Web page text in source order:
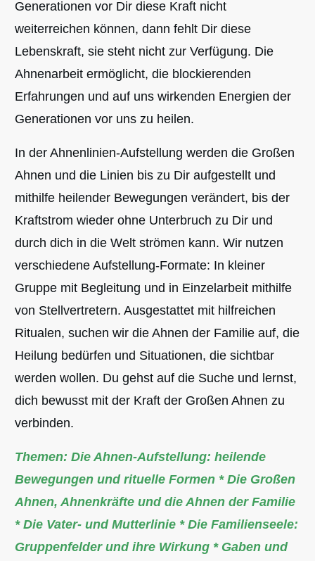
Generationen vor Dir diese Kraft nicht
weiterreichen können, dann fehlt Dir diese
Lebenskraft, sie steht nicht zur Verfügung. Die
Ahnenarbeit ermöglicht, die blockierenden
Erfahrungen und auf uns wirkenden Energien der
Generationen vor uns zu heilen.
In der Ahnenlinien-Aufstellung werden die Großen
Ahnen und die Linien bis zu Dir aufgestellt und
mithilfe heilender Bewegungen verändert, bis der
Kraftstrom wieder ohne Unterbruch zu Dir und
durch dich in die Welt strömen kann. Wir nutzen
verschiedene Aufstellung-Formate: In kleiner
Gruppe mit Begleitung und in Einzelarbeit mithilfe
von Stellvertretern. Ausgestattet mit hilfreichen
Ritualen, suchen wir die Ahnen der Familie auf, die
Heilung bedürfen und Situationen, die sichtbar
werden wollen. Du gehst auf die Suche und lernst,
dich bewusst mit der Kraft der Großen Ahnen zu
verbinden.
Themen: Die Ahnen-Aufstellung: heilende
Bewegungen und rituelle Formen * Die Großen
Ahnen, Ahnenkräfte und die Ahnen der Familie
* Die Vater- und Mutterlinie * Die Familienseele:
Gruppenfelder und ihre Wirkung * Gaben und